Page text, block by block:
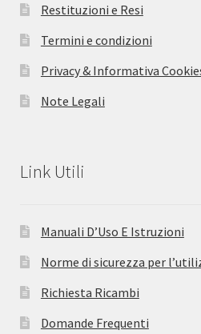
Restituzioni e Resi
Termini e condizioni
Privacy & Informativa
Note Legali
Link Utili
Manuali D’Uso E Istruzioni
Norme di sicurezza per
Richiesta Ricambi
Domande Frequenti